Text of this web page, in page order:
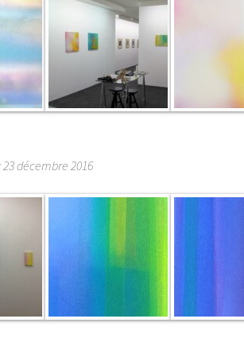
décembre 2016